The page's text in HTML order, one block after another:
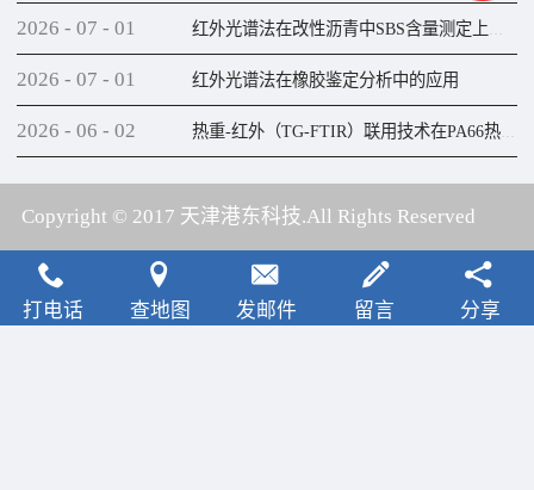
红外光谱法在改性沥青中SBS含量测定上的应用
2026 - 07 - 01
红外光谱法在橡胶鉴定分析中的应用
2026 - 07 - 01
热重-红外（TG-FTIR）联用技术在PA66热解研究上的应用
2026 - 06 - 02
Copyright © 2017 天津港东科技.All Rights Reserved
犀牛云提供云计算服务
打电话 查地图 发邮件 留言 分享